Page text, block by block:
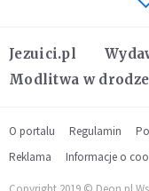
Jezuici.pl
Modlitwa w drodze
O portalu Regulamin
Reklama
Informacje o